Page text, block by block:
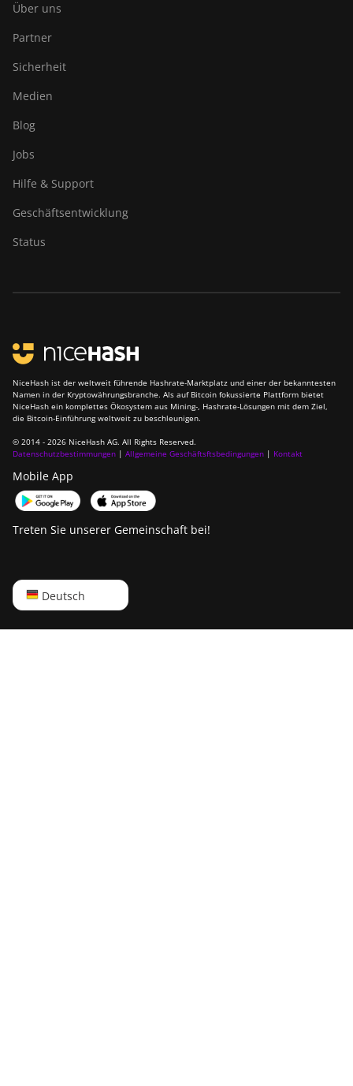
Über uns
Partner
Sicherheit
Medien
Blog
Jobs
Hilfe & Support
Geschäftsentwicklung
Status
NiceHash ist der weltweit führende Hashrate-Marktplatz und einer der bekanntesten
Namen in der Kryptowährungsbranche. Als auf Bitcoin fokussierte Plattform bietet
NiceHash ein komplettes Ökosystem aus Mining-, Hashrate-Lösungen mit dem Ziel,
die Bitcoin-Einführung weltweit zu beschleunigen.
© 2014 - 2026 NiceHash AG. All Rights Reserved.
Datenschutzbestimmungen | Allgemeine Geschäftsftsbedingungen | Kontakt
Mobile App
Treten Sie unserer Gemeinschaft bei!
Deutsch
English